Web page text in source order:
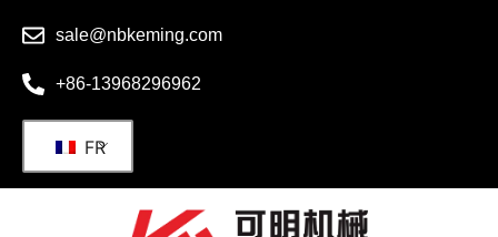
sale@nbkeming.com
+86-13968296962
FR